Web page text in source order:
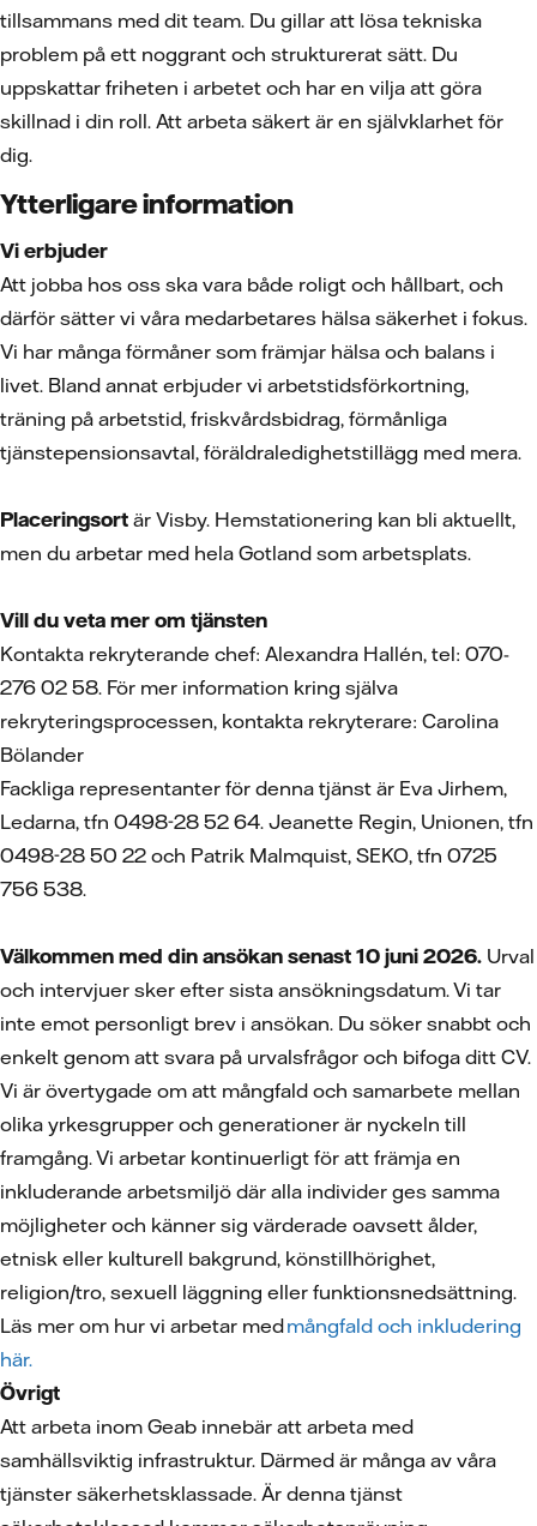
tillsammans med dit team. Du gillar att lösa tekniska
problem på ett noggrant och strukturerat sätt. Du
uppskattar friheten i arbetet och har en vilja att göra
skillnad i din roll. Att arbeta säkert är en självklarhet för
dig.
Ytterligare information
Vi erbjuder
Att jobba hos oss ska vara både roligt och hållbart, och
därför sätter vi våra medarbetares hälsa säkerhet i fokus.
Vi har många förmåner som främjar hälsa och balans i
livet. Bland annat erbjuder vi arbetstidsförkortning,
träning på arbetstid, friskvårdsbidrag, förmånliga
tjänstepensionsavtal, föräldraledighetstillägg med mera.
Placeringsort är Visby. Hemstationering kan bli aktuellt,
men du arbetar med hela Gotland som arbetsplats.
Vill du veta mer om tjänsten
Kontakta rekryterande chef: Alexandra Hallén, tel: 070-
276 02 58. För mer information kring själva
rekryteringsprocessen, kontakta rekryterare: Carolina
Bölander
Fackliga representanter för denna tjänst är Eva Jirhem,
Ledarna, tfn 0498-28 52 64. Jeanette Regin, Unionen, tfn
0498-28 50 22 och Patrik Malmquist, SEKO, tfn 0725
756 538.
Välkommen med din ansökan senast 10 juni 2026. Urval
och intervjuer sker efter sista ansökningsdatum. Vi tar
inte emot personligt brev i ansökan. Du söker snabbt och
enkelt genom att svara på urvalsfrågor och bifoga ditt CV.
Vi är övertygade om att mångfald och samarbete mellan
olika yrkesgrupper och generationer är nyckeln till
framgång. Vi arbetar kontinuerligt för att främja en
inkluderande arbetsmiljö där alla individer ges samma
möjligheter och känner sig värderade oavsett ålder,
etnisk eller kulturell bakgrund, könstillhörighet,
religion/tro, sexuell läggning eller funktionsnedsättning.
Läs mer om hur vi arbetar medmångfald och inkludering
här.
Övrigt
Att arbeta inom Geab innebär att arbeta med
samhällsviktig infrastruktur. Därmed är många av våra
tjänster säkerhetsklassade. Är denna tjänst